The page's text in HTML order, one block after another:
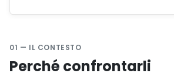
01 — IL CONTESTO
Perché confrontarli